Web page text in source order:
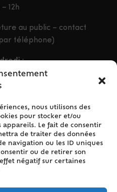
nous utilisons des
pour stocker et/ou
appareils. Le fait de consentir
de traiter des données
navigation ou les ID uniques
ou de retirer son
négatif sur certaines
12h
au public – contact
téléphone)
:
– 16h30
RAPIDE
du site
légales